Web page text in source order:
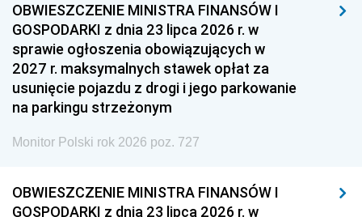
OBWIESZCZENIE MINISTRA FINANSÓW I
GOSPODARKI z dnia 23 lipca 2026 r. w
sprawie ogłoszenia obowiązujących w
2027 r. maksymalnych stawek opłat za
usunięcie pojazdu z drogi i jego parkowanie
na parkingu strzeżonym
Monitor Polski rok 2026 poz. 727
OBWIESZCZENIE MINISTRA FINANSÓW I
GOSPODARKI z dnia 23 lipca 2026 r. w